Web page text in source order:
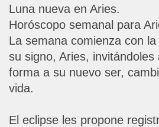
Luna nueva en Aries.
Horóscopo semanal para
La semana comienza con
su signo, Aries,
forma a su nuevo ser,
vida.
El eclipse les propone